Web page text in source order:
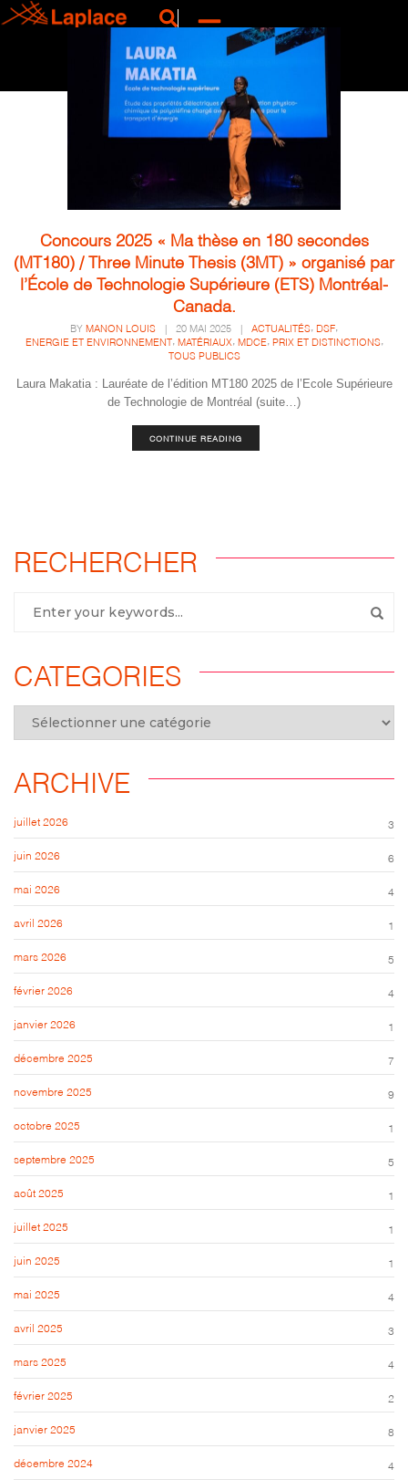
Concours 2025 « Ma thèse en 180 secondes
(MT180) / Three Minute Thesis (3MT) » organisé par
l’École de Technologie Supérieure (ETS) Montréal-
Canada.
BY MANON LOUIS 20 MAI 2025 ACTUALITÉS , DSF,
ENERGIE ET ENVIRONNEMENT , MATÉRIAUX, MDCE, PRIX ET DISTINCTIONS,
TOUS PUBLICS
Laura Makatia : Lauréate de l’édition MT180 2025 de l’Ecole Supérieure
de Technologie de Montréal (suite…)
CONTINUE READING
RECHERCHER
CATEGORIES
ARCHIVE
juillet 2026 3
juin 2026 6
mai 2026 4
avril 2026 1
mars 2026 5
février 2026 4
janvier 2026 1
décembre 2025 7
novembre 2025 9
octobre 2025 1
septembre 2025 5
août 2025 1
juillet 2025 1
juin 2025 1
mai 2025 4
avril 2025 3
mars 2025 4
février 2025 2
janvier 2025 8
décembre 2024 4